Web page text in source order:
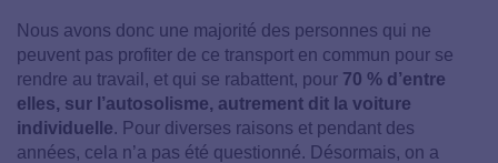
Nous avons donc une majorité des personnes qui ne
peuvent pas profiter de ce transport en commun pour se
rendre au travail, et qui se rabattent, pour 70 % d’entre
elles, sur l’autosolisme, autrement dit la voiture
individuelle. Pour diverses raisons et pendant des
années, cela n’a pas été questionné. Désormais, on a